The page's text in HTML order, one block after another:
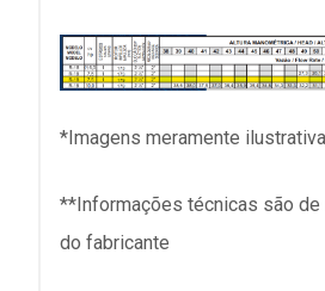
*Imagens meramente
**Informações técnicas são
do fabricante